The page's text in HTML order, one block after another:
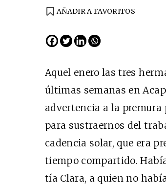
AÑADIR A FAVORITOS
Aquel enero las tres
últimas semanas en
advertencia a la premura
para sustraernos del
cadencia solar, que era
tiempo compartido.
tía Clara, a quien no
Cine desde
EDICIÓN MÉXICO